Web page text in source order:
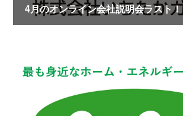
4月のオンライン会社説明会ラスト！